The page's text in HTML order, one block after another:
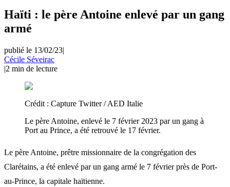
Haïti : le père Antoine enlevé par un gang
armé
publié le 13/02/23|
Cécile Séveirac
|2 min de lecture
Crédit : Capture Twitter / AED Italie
Le père Antoine, enlevé le 7 février 2023 par un gang à
Port au Prince, a été retrouvé le 17 février.
Le père Antoine, prêtre missionnaire de la congrégation des
Clarétains, a été enlevé par un gang armé le 7 février près de Port-
au-Prince, la capitale haïtienne.